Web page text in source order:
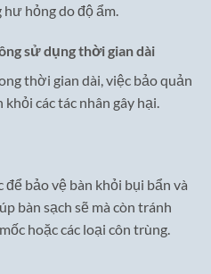
hỏng do độ ẩm.
sử dụng thời gian dài
thời gian dài, việc bảo quản
các tác nhân gây hại.
bảo vệ bàn khỏi bụi bẩn và
bàn sạch sẽ mà còn tránh
hoặc các loại côn trùng.